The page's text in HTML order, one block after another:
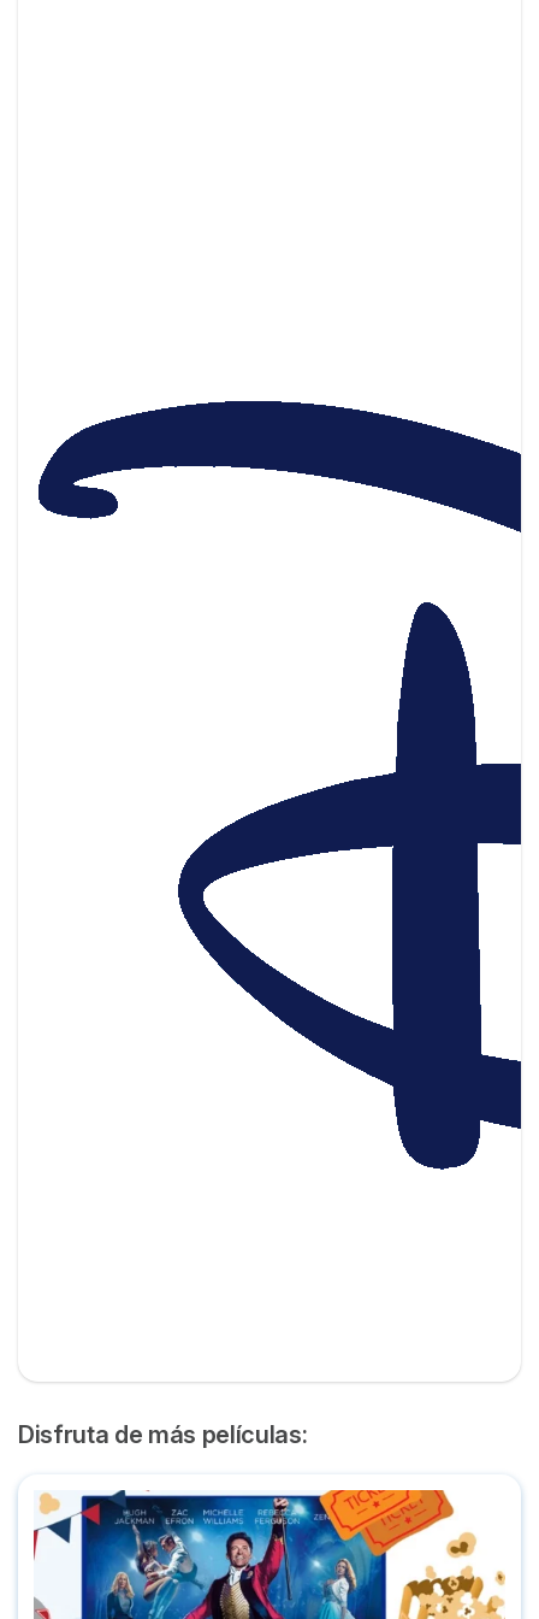
Disfruta de más películas:
Dónde ver 'El Gran Showman' completa en plataformas